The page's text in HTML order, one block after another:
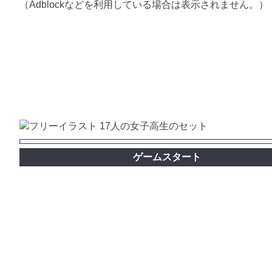
（Adblockなどを利用している場合は表示されません。）
ゲームスタート